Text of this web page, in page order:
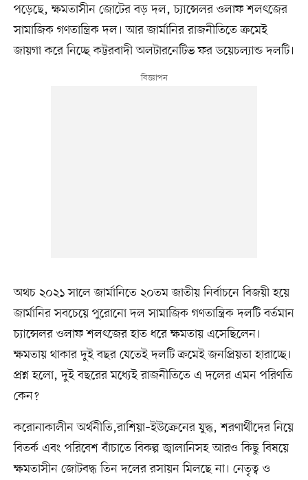
পড়েছে, ক্ষমতাসীন জোটের বড় দল, চ্যান্সেলর ওলাফ শলৎজের
সামাজিক গণতান্ত্রিক দল। আর জার্মানির রাজনীতিতে ক্রমেই
জায়গা করে নিচ্ছে কট্টরবাদী অলটারনেটিভ ফর ডয়েচল্যান্ড দলটি।
অথচ ২০২১ সালে জার্মানিতে ২০তম জাতীয় নির্বাচনে বিজয়ী হয়ে
জার্মানির সবচেয়ে পুরোনো দল সামাজিক গণতান্ত্রিক দলটি বর্তমান
চ্যান্সেলর ওলাফ শলৎজের হাত ধরে ক্ষমতায় এসেছিলেন।
ক্ষমতায় থাকার দুই বছর যেতেই দলটি ক্রমেই জনপ্রিয়তা হারাচ্ছে।
প্রশ্ন হলো, দুই বছরের মধ্যেই রাজনীতিতে এ দলের এমন পরিণতি
কেন?
করোনাকালীন অর্থনীতি,রাশিয়া–ইউক্রেনের যুদ্ধ, শরণার্থীদের নিয়ে
বিতর্ক এবং পরিবেশ বাঁচাতে বিকল্প জ্বালানিসহ আরও কিছু বিষয়ে
ক্ষমতাসীন জোটবদ্ধ তিন দলের রসায়ন মিলছে না। নেতৃত্ব ও